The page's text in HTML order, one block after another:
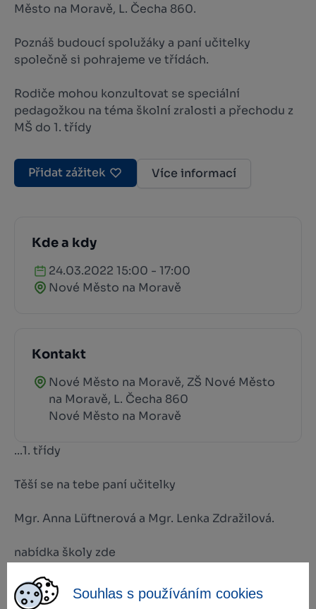
Souhlas s používáním cookies
Město na Moravě, L. Čecha 860.
Poznáš budoucí spolužáky a paní učitelky
společně si pohrajeme ve třídách.
Rodiče mohou konzultovat se speciální
pedagožkou na téma školní zralosti a přechodu z
MŠ do 1. třídy
Přidat zážitek Více informací
Kde a kdy
24.03.2022 15:00 - 17:00
Nové Město na Moravě
Kontakt
Nové Město na Moravě, ZŠ Nové Město
na Moravě, L. Čecha 860
Nové Město na Moravě
...1. třídy
Těší se na tebe paní učitelky
Mgr. Anna Lüftnerová a Mgr. Lenka Zdražilová.
nabídka školy zde